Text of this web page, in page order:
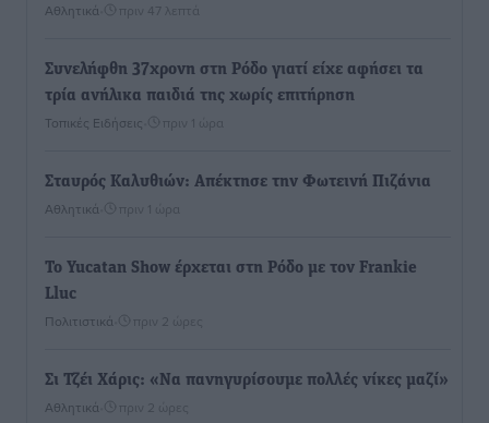
Αθλητικά πριν 47 λεπτά
Συνελήφθη 37χρονη στη Ρόδο γιατί είχε αφήσει τα
τρία ανήλικα παιδιά της χωρίς επιτήρηση
Τοπικές Ειδήσεις πριν 1 ώρα
Σταυρός Καλυθιών: Απέκτησε την Φωτεινή Πιζάνια
Αθλητικά πριν 1 ώρα
Το Yucatan Show έρχεται στη Ρόδο με τον Frankie
Lluc
Πολιτιστικά πριν 2 ώρες
Σι Τζέι Χάρις: «Να πανηγυρίσουμε πολλές νίκες μαζί»
Αθλητικά πριν 2 ώρες